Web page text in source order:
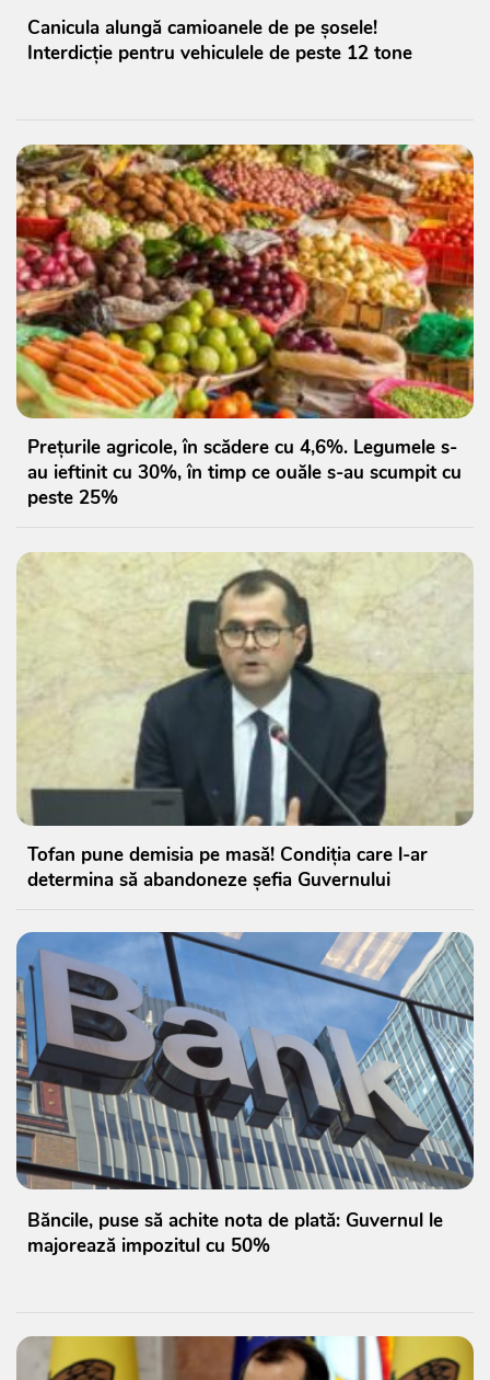
Canicula alungă camioanele de pe șosele!
Interdicție pentru vehiculele de peste 12 tone
Prețurile agricole, în scădere cu 4,6%. Legumele s-
au ieftinit cu 30%, în timp ce ouăle s-au scumpit cu
peste 25%
Tofan pune demisia pe masă! Condiția care l-ar
determina să abandoneze șefia Guvernului
Băncile, puse să achite nota de plată: Guvernul le
majorează impozitul cu 50%